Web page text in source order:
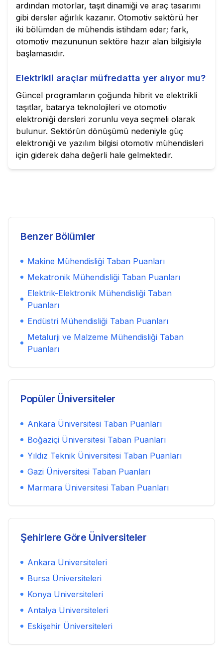
ardından motorlar, taşıt dinamiği ve araç tasarımı
gibi dersler ağırlık kazanır. Otomotiv sektörü her
iki bölümden de mühendis istihdam eder; fark,
otomotiv mezununun sektöre hazır alan bilgisiyle
başlamasıdır.
Elektrikli araçlar müfredatta yer alıyor mu?
Güncel programların çoğunda hibrit ve elektrikli
taşıtlar, batarya teknolojileri ve otomotiv
elektroniği dersleri zorunlu veya seçmeli olarak
bulunur. Sektörün dönüşümü nedeniyle güç
elektroniği ve yazılım bilgisi otomotiv mühendisleri
için giderek daha değerli hale gelmektedir.
Benzer Bölümler
Makine Mühendisliği Taban Puanları
Mekatronik Mühendisliği Taban Puanları
Elektrik-Elektronik MühendisliğiTaban
Puanları
Endüstri Mühendisliği Taban Puanları
Metalurji ve Malzeme MühendisliğiTaban
Puanları
Popüler Üniversiteler
Ankara Üniversitesi Taban Puanları
Boğaziçi Üniversitesi Taban Puanları
Yıldız Teknik Üniversitesi Taban Puanları
Gazi Üniversitesi Taban Puanları
Marmara Üniversitesi Taban Puanları
Şehirlere Göre Üniversiteler
Ankara Üniversiteleri
Bursa Üniversiteleri
Konya Üniversiteleri
Antalya Üniversiteleri
Eskişehir Üniversiteleri